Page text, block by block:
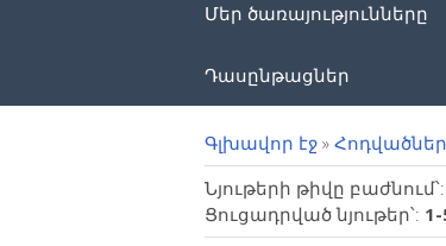
Մեր ծառայությունները
Դասընթացներ
Գլխավոր էջ » Հոդվածներ
Նյութերի թիվը բաժնում՝:
Ցուցադրված նյութեր՝: